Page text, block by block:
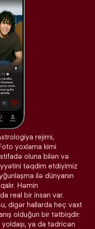
rejimi,
yoxlama kimi
oluna bilən və
təqdim etdiyimiz
ilə dünyanın
Həmin
real bir insan var.
digər hallarda heç vaxt
olduğun bir tətbiqdir:
ya da tədricən